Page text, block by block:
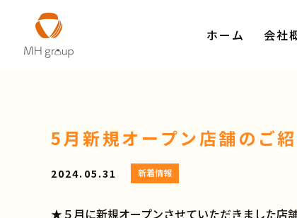
ホーム 会社
5月新規オープン店舗のご
2024.05.31 新着情報
★５月に新規オープンさせていただきました店